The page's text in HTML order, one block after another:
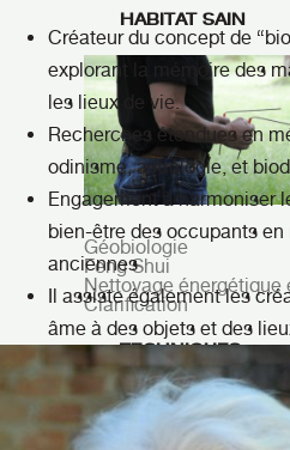
HABITAT SAIN
Géobiologie
Feng Shui
Nettoyage énergétique
Clarification
TECHNIQUES
ÉNERGÉTIQUES
Créateur du concept de
explorant la mémoire des
les lieux de vie.
Recherches étendues en
odinisme, astrologie, et
Engagement à harmoniser
bien-être des occupants
anciennes
Il assiste également les
âme à des objets et des